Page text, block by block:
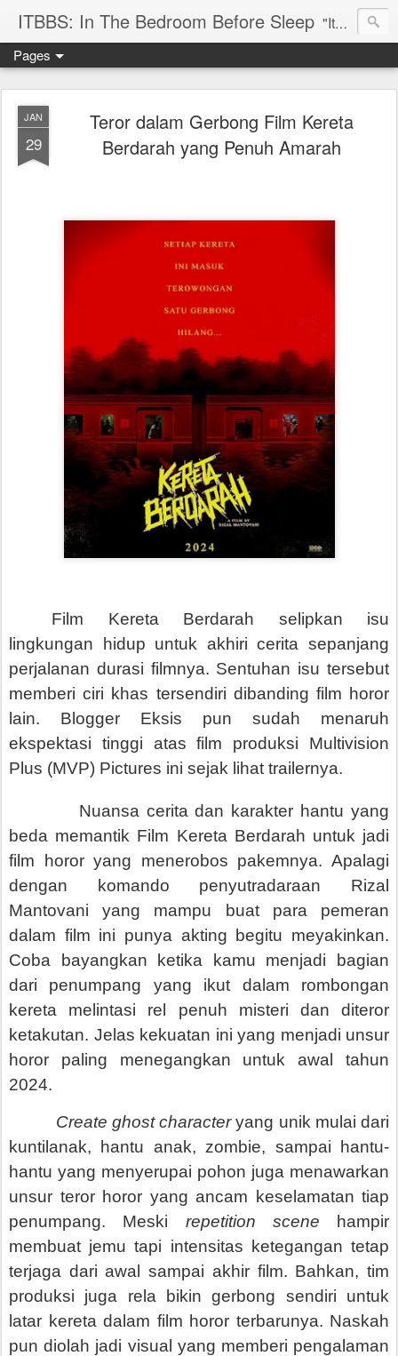
ITBBS: In The Bedroom Before Sleep "Its my life to be exist in the world"
Pages
JAN
29
Teror dalam Gerbong Film Kereta
Berdarah yang Penuh Amarah
Film Kereta Berdarah selipkan isu
lingkungan hidup untuk akhiri cerita sepanjang
perjalanan durasi filmnya. Sentuhan isu tersebut
memberi ciri khas tersendiri dibanding film horor
lain. Blogger Eksis pun sudah menaruh
ekspektasi tinggi atas film produksi Multivision
Plus (MVP) Pictures ini sejak lihat trailernya.
Nuansa cerita dan karakter hantu yang
beda memantik Film Kereta Berdarah untuk jadi
film horor yang menerobos pakemnya. Apalagi
dengan komando penyutradaraan Rizal
Mantovani yang mampu buat para pemeran
dalam film ini punya akting begitu meyakinkan.
Coba bayangkan ketika kamu menjadi bagian
dari penumpang yang ikut dalam rombongan
kereta melintasi rel penuh misteri dan diteror
ketakutan. Jelas kekuatan ini yang menjadi unsur
horor paling menegangkan untuk awal tahun
2024.
Create ghost characteryang unik mulai dari
kuntilanak, hantu anak, zombie, sampai hantu-
hantu yang menyerupai pohon juga menawarkan
unsur teror horor yang ancam keselamatan tiap
penumpang. Meski repetition scene hampir
membuat jemu tapi intensitas ketegangan tetap
terjaga dari awal sampai akhir film. Bahkan, tim
produksi juga rela bikin gerbong sendiri untuk
latar kereta dalam film horor terbarunya. Naskah
pun diolah jadi visual yang memberi pengalaman